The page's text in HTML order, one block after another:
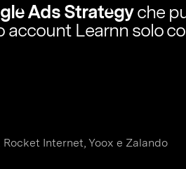
Ads Strategyche
account Learnn solo
Internet, Yoox e Zalando